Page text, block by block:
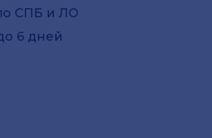
СПБ и ЛО
6 дней